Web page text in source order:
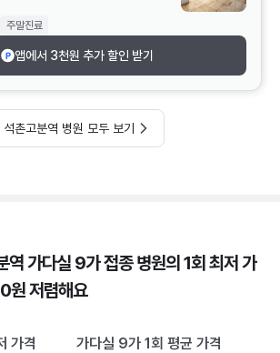
주말진료
앱에서 3천원 추가 할인 받기
석촌고분역 병원 모두 보기
가다실 9가 접종 병원의 1회 최저 가
원 저렴해요
가격 가다실 9가 1회 평균 가격